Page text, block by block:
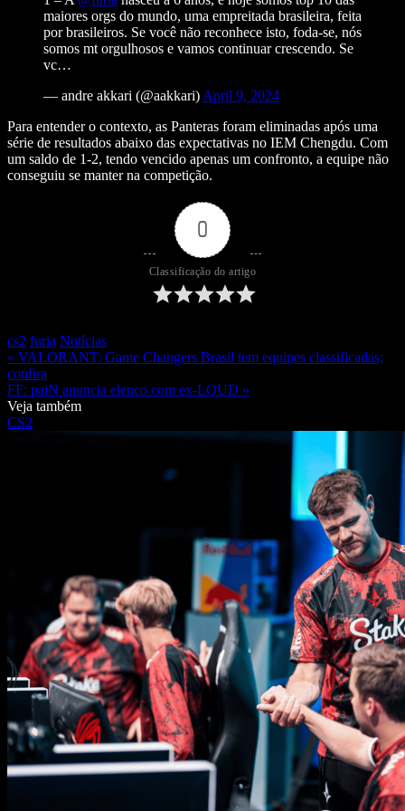
maiores orgs do mundo, uma empreitada brasileira, feita
por brasileiros. Se você não reconhece isto, foda-se, nós
somos mt orgulhosos e vamos continuar crescendo. Se
vc…
— andre akkari (@aakkari) April 9, 2024
Para entender o contexto, as Panteras foram eliminadas após uma
série de resultados abaixo das expectativas no IEM Chengdu. Com
um saldo de 1-2, tendo vencido apenas um confronto, a equipe não
conseguiu se manter na competição.
0
Classificação do artigo
cs2 furia Notícias
« VALORANT: Game Changers Brasil tem equipes classificadas;
confira
FF: paiN anuncia elenco com ex-LOUD »
Veja também
CS2